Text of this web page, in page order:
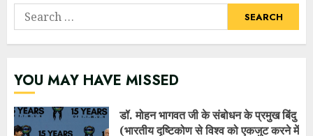
Search
for:
YOU MAY HAVE MISSED
डॉ. मोहन भागवत जी के संबोधन के प्रमुख बिंदु
(भारतीय दृष्टिकोण से विश्व को एकजुट करने में